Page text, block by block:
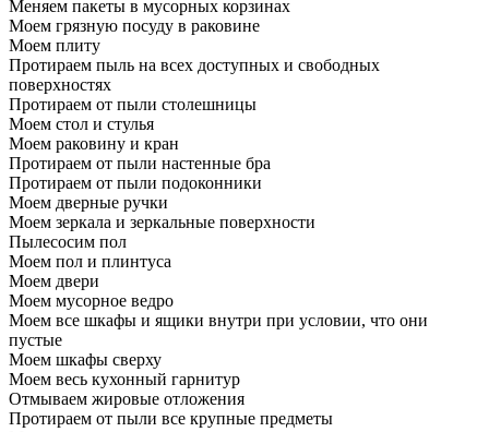
Меняем пакеты в мусорных корзинах
Моем грязную посуду в раковине
Моем плиту
Протираем пыль на всех доступных и свободных
поверхностях
Протираем от пыли столешницы
Моем стол и стулья
Моем раковину и кран
Протираем от пыли настенные бра
Протираем от пыли подоконники
Моем дверные ручки
Моем зеркала и зеркальные поверхности
Пылесосим пол
Моем пол и плинтуса
Моем двери
Моем мусорное ведро
Моем все шкафы и ящики внутри при условии, что они
пустые
Моем шкафы сверху
Моем весь кухонный гарнитур
Отмываем жировые отложения
Протираем от пыли все крупные предметы